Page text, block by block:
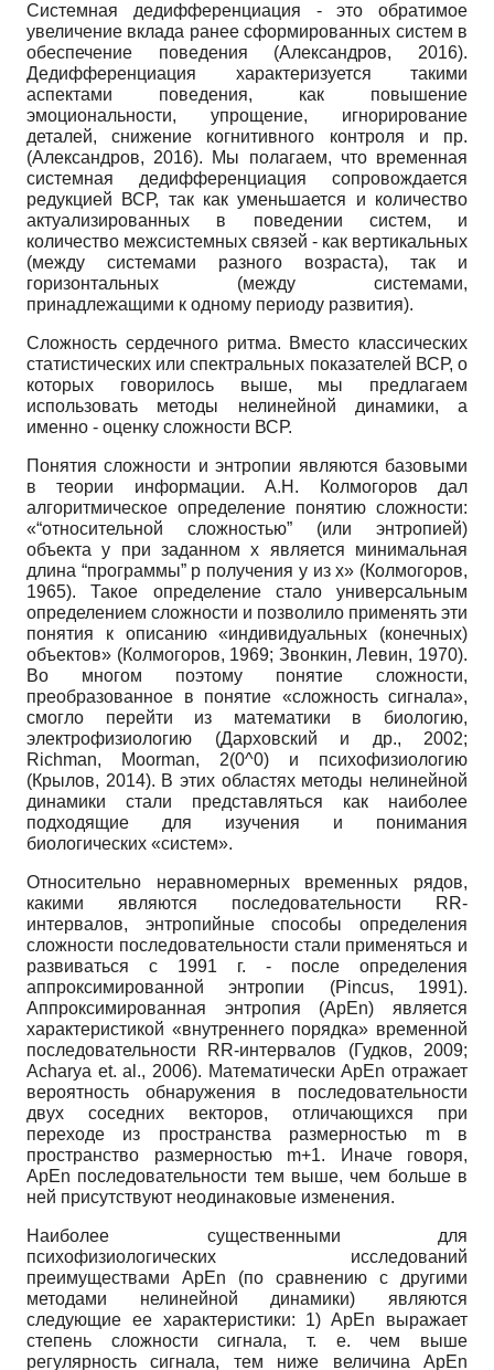
Системная дедифференциация - это обратимое
увеличение вклада ранее сформированных систем в
обеспечение поведения (Александров, 2016).
Дедифференциация характеризуется такими
аспектами поведения, как повышение
эмоциональности, упрощение, игнорирование
деталей, снижение когнитивного контроля и пр.
(Александров, 2016). Мы полагаем, что временная
системная дедифференциация сопровождается
редукцией ВСР, так как уменьшается и количество
актуализированных в поведении систем, и
количество межсистемных связей - как вертикальных
(между системами разного возраста), так и
горизонтальных (между системами,
принадлежащими к одному периоду развития).
Сложность сердечного ритма. Вместо классических
статистических или спектральных показателей ВСР, о
которых говорилось выше, мы предлагаем
использовать методы нелинейной динамики, а
именно - оценку сложности ВСР.
Понятия сложности и энтропии являются базовыми
в теории информации. А.Н. Колмогоров дал
алгоритмическое определение понятию сложности:
«“относительной сложностью” (или энтропией)
объекта y при заданном x является минимальная
длина “программы” p получения y из x» (Колмогоров,
1965). Такое определение стало универсальным
определением сложности и позволило применять эти
понятия к описанию «индивидуальных (конечных)
объектов» (Колмогоров, 1969; Звонкин, Левин, 1970).
Во многом поэтому понятие сложности,
преобразованное в понятие «сложность сигнала»,
смогло перейти из математики в биологию,
электрофизиологию (Дарховский и др., 2002;
Richman, Moorman, 2(0^0) и психофизиологию
(Крылов, 2014). В этих областях методы нелинейной
динамики стали представляться как наиболее
подходящие для изучения и понимания
биологических «систем».
Относительно неравномерных временных рядов,
какими являются последовательности RR-
интервалов, энтропийные способы определения
сложности последовательности стали применяться и
развиваться с 1991 г. - после определения
аппроксимированной энтропии (Pincus, 1991).
Аппроксимированная энтропия (ApEn) является
характеристикой «внутреннего порядка» временной
последовательности RR-интервалов (Гудков, 2009;
Acharya et. al., 2006). Математически ApEn отражает
вероятность обнаружения в последовательности
двух соседних векторов, отличающихся при
переходе из пространства размерностью m в
пространство размерностью m+1. Иначе говоря,
ApEn последовательности тем выше, чем больше в
ней присутствуют неодинаковые изменения.
Наиболее существенными для
психофизиологических исследований
преимуществами ApEn (по сравнению с другими
методами нелинейной динамики) являются
следующие ее характеристики: 1) ApEn выражает
степень сложности сигнала, т. е. чем выше
регулярность сигнала, тем ниже величина ApEn